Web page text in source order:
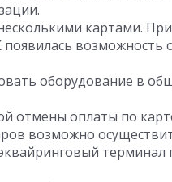
картами.
возможность
оборудование в
отмены оплаты по
возможно